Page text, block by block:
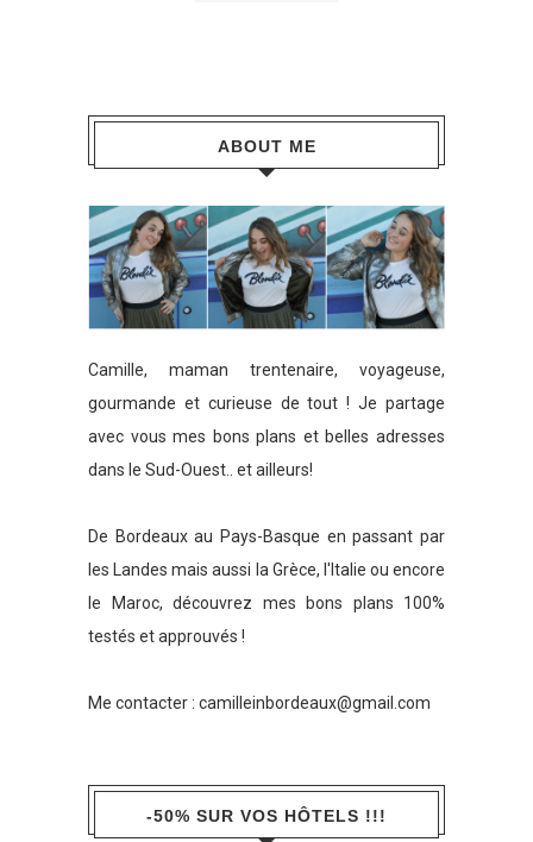
ABOUT ME
Camille, maman trentenaire, voyageuse,
gourmande et curieuse de tout ! Je partage
avec vous mes bons plans et belles adresses
dans le Sud-Ouest.. et ailleurs!
De Bordeaux au Pays-Basque en passant par
les Landes mais aussi la Grèce, l'Italie ou encore
le Maroc, découvrez mes bons plans 100%
testés et approuvés !
Me contacter : camilleinbordeaux@gmail.com
-50% SUR VOS HÔTELS !!!